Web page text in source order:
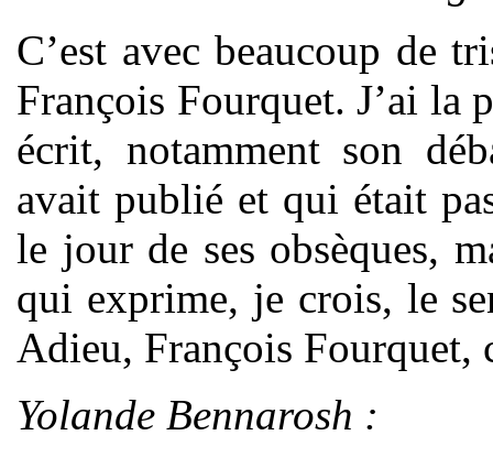
C’est avec beaucoup de
François Fourquet. J’ai la
écrit, notamment son
avait publié et qui était
le jour de ses obsèques,
qui exprime, je crois, le
Adieu, François
Yolande Bennarosh :